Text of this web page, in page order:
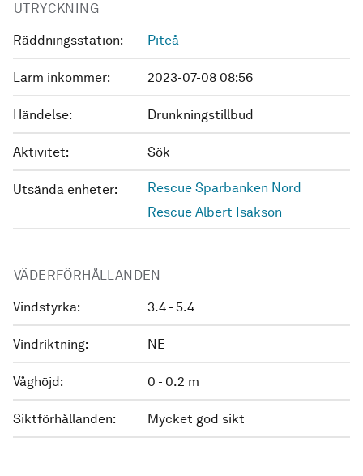
UTRYCKNING
Räddningsstation: Piteå
Larm inkommer: 2023-07-08 08:56
Händelse: Drunkningstillbud
Aktivitet: Sök
Utsända enheter:
Rescue Sparbanken Nord
Rescue Albert Isakson
VÄDERFÖRHÅLLANDEN
Vindstyrka: 3.4 - 5.4
Vindriktning: NE
Våghöjd: 0 - 0.2 m
Siktförhållanden: Mycket god sikt